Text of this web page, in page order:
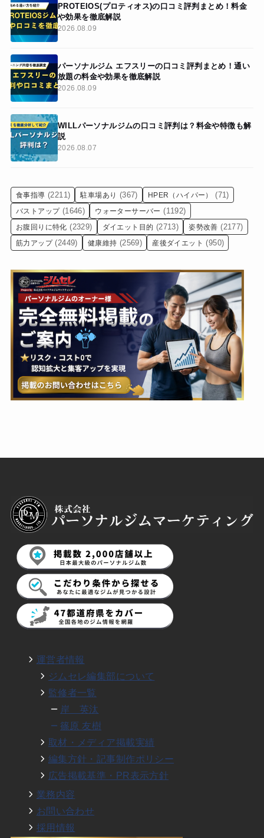
PROTEIOS(プロティオス)の口コミ評判まとめ！料金
や効果を徹底解説
2026.08.09
パーソナルジム エフスリーの口コミ評判まとめ！通い
放題の料金や効果を徹底解説
2026.08.09
WILLパーソナルジムの口コミ評判は？料金や特徴も解
説
2026.08.07
食事指導 (2211) 駐車場あり (367) HPER（ハイパー） (71)
バストアップ (1646) ウォーターサーバー (1192)
お腹回りに特化 (2329) ダイエット目的 (2713) 姿勢改善 (2177)
筋力アップ (2449) 健康維持 (2569) 産後ダイエット (950)
運営者情報
ジムセレ編集部について
監修者一覧
岸 英汰
篠原 友樹
取材・メディア掲載実績
編集方針・記事制作ポリシー
広告掲載基準・PR表示方針
業務内容
お問い合わせ
採用情報